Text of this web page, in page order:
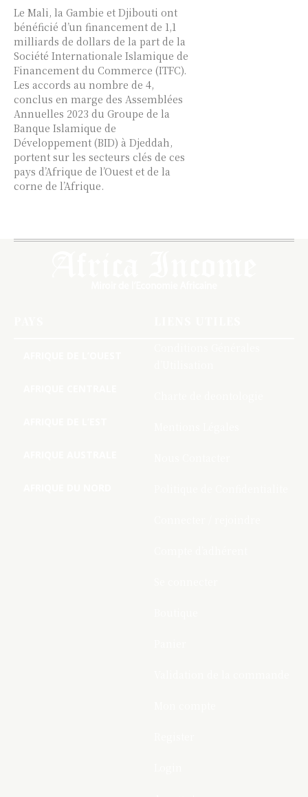
Le Mali, la Gambie et Djibouti ont
bénéficié d’un financement de 1,1
milliards de dollars de la part de la
Société Internationale Islamique de
Financement du Commerce (ITFC).
Les accords au nombre de 4,
conclus en marge des Assemblées
Annuelles 2023 du Groupe de la
Banque Islamique de
Développement (BID) à Djeddah,
portent sur les secteurs clés de ces
pays d’Afrique de l’Ouest et de la
corne de l’Afrique.